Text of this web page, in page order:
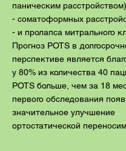
паническим расстройством),
- соматоформных
- и пролапса митрального
Прогноз POTS в
перспективе является
у 80% из количества 40
POTS больше, чем за 18
первого обследования
значительное улучшение
ортостатической